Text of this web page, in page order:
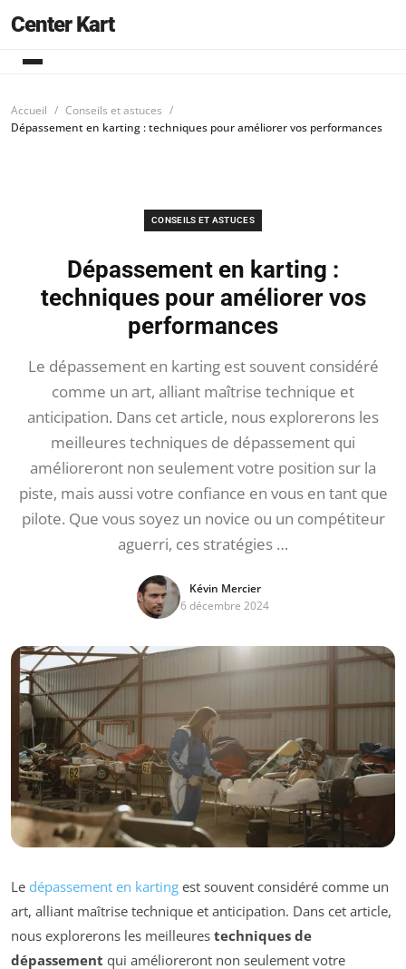
Center Kart
Accueil
Conseils et astuces
Dépassement en karting : techniques pour améliorer vos performances
CONSEILS ET ASTUCES
Dépassement en karting :
techniques pour améliorer vos
performances
Le dépassement en karting est souvent considéré
comme un art, alliant maîtrise technique et
anticipation. Dans cet article, nous explorerons les
meilleures techniques de dépassement qui
amélioreront non seulement votre position sur la
piste, mais aussi votre confiance en vous en tant que
pilote. Que vous soyez un novice ou un compétiteur
aguerri, ces stratégies …
Kévin Mercier
6 décembre 2024
Le dépassement en karting est souvent considéré comme un
art, alliant maîtrise technique et anticipation. Dans cet article,
nous explorerons les meilleures techniques de
dépassement qui amélioreront non seulement votre